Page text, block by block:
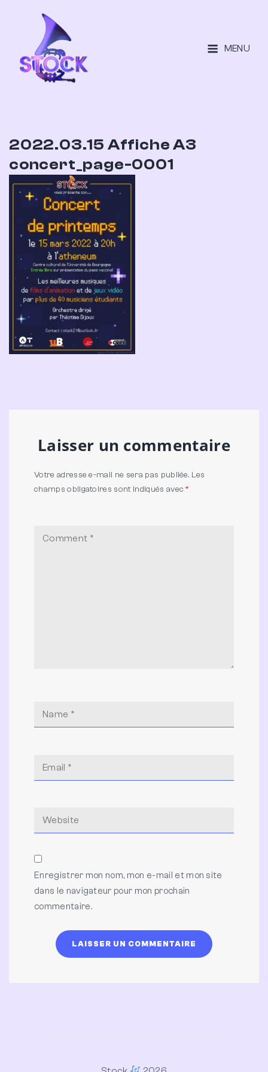
MENU
2022.03.15 Affiche A3
concert_page-0001
Laisser un commentaire
Votre adresse e-mail ne sera pas publiée. Les
champs obligatoires sont indiqués avec*
Enregistrer mon nom, mon e-mail et mon site
dans le navigateur pour mon prochain
commentaire.